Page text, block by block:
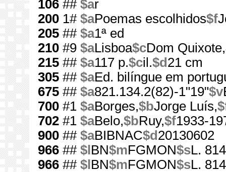
106 ## $ar
200 1# $aPoemas escolhidos$f
205 ## $a1ª ed
210 #9 $aLisboa$cDom Quixote,
215 ## $a117 p.$cil.$d 21 cm
305 ## $aEd. bilíngue em
675 ## $a821.134.2(82)-1"19"$v
700 #1 $aBorges,$bJorge Luís,
702 #1 $aBelo,$bRuy,$f1933-
900 ## $aBIBNAC$d 20130602
966 ## $l BN$mFGMON$sL.
966 ## $l BN$mFGMON$sL.